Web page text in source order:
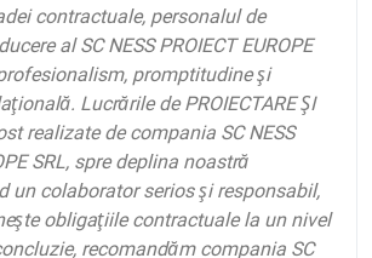
contractuale, personalul de
al SC NESS PROIECT EUROPE
promptitudine şi
Lucrările de PROIECTARE ŞI
realizate de compania SC NESS
SRL, spre deplina noastră
un colaborator serios şi responsabil,
obligaţiile contractuale la un nivel
recomandăm compania SC